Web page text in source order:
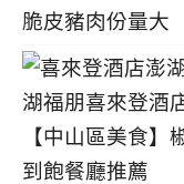
脆皮豬肉份量大
【中山區美食
到飽餐廳推薦